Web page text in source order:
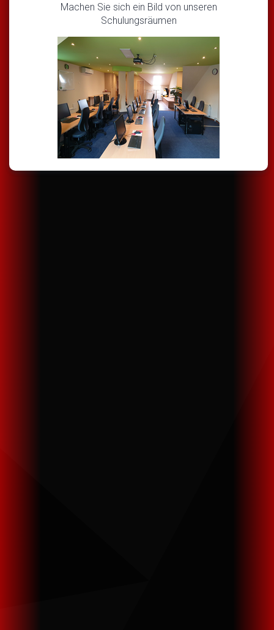
Machen Sie sich ein Bild von unseren
Schulungsräumen